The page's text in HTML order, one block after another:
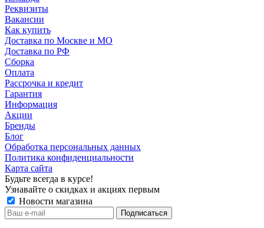
Реквизиты
Вакансии
Как купить
Доставка по Москве и МО
Доставка по РФ
Сборка
Оплата
Рассрочка и кредит
Гарантия
Информация
Акции
Бренды
Блог
Обработка персональных данных
Политика конфиденциальности
Карта сайта
Будьте всегда в курсе!
Узнавайте о скидках и акциях первым
Новости магазина